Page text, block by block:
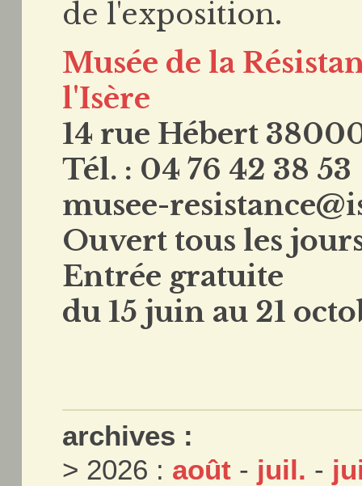
de l'exposition.
Musée de la
l'Isère
14 rue Hébert
Tél. : 04 76 42 38 53
musee-
Ouvert tous les
Entrée gratuite
du 15 juin au 21
archives :
> 2026 : août - juil. -